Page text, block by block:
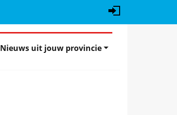
Nieuws uit jouw provincie